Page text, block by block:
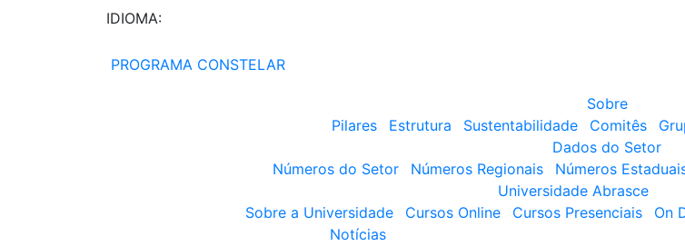
IDIOMA:
PROGRAMA CONSTELAR
Sobre
Pilares
Estrutura Sustentabilidade Comitês
Dados do Setor
Números do Setor
Números Regionais Números
Universidade Abrasce
Sobre a Universidade
Cursos Online Cursos Presenciais On
Notícias